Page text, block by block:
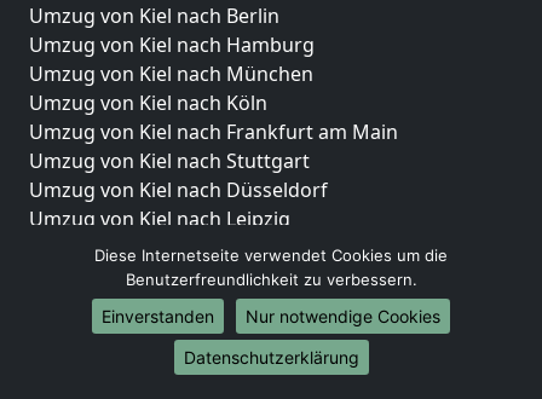
Umzug von Kiel nach Berlin
Umzug von Kiel nach Hamburg
Umzug von Kiel nach München
Umzug von Kiel nach Köln
Umzug von Kiel nach Frankfurt am Main
Umzug von Kiel nach Stuttgart
Umzug von Kiel nach Düsseldorf
Umzug von Kiel nach Leipzig
Umzug von Kiel nach Dortmund
Umzug von Kiel nach Essen
Umzug von Kiel nach Bremen
Umzug von Kiel nach Dresden
Umzug von Kiel nach Hannover
Diese Internetseite verwendet Cookies um die
Benutzerfreundlichkeit zu verbessern.
Einverstanden
Nur notwendige Cookies
Datenschutzerklärung